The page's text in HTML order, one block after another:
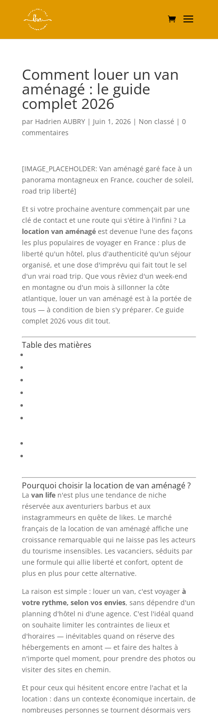
Comment louer un van
aménagé : le guide
complet 2026
par Hadrien AUBRY| Juin 1, 2026| Non classé | 0
commentaires
[IMAGE_PLACEHOLDER: Van aménagé garé face à un
panorama montagneux en France, coucher de soleil,
road trip liberté]
Et si votre prochaine aventure commençait par une
clé de contact et une route qui s'étire à l'infini ? La
location van aménagéest devenue l'une des façons
les plus populaires de voyager en France : plus de
liberté qu'un hôtel, plus d'authenticité qu'un séjour
organisé, et une dose d'imprévu qui fait tout le sel
d'un vrai road trip. Que vous rêviez d'un week-end
en montagne ou d'un mois à sillonner la côte
atlantique, louer un van aménagé est à la portée de
tous — à condition de bien s'y préparer. Ce guide
complet 2026 vous dit tout.
Table des matières
Pourquoi choisir la location de van aménagé ?
La van lifen'est plus une tendance de niche
réservée aux aventuriers barbus et aux
instagrammeurs en quête de likes. Le marché
français de la location de van aménagé affiche une
croissance remarquable qui ne laisse pas les acteurs
du tourisme insensibles. Les vacanciers, séduits par
une formule qui allie liberté et confort, optent de
plus en plus pour cette alternative.
La raison est simple : louer un van, c'est voyager à
votre rythme, selon vos envies, sans dépendre d'un
planning d'hôtel ni d'une agence. C'est l'idéal quand
on souhaite limiter les contraintes de lieux et
d'horaires — inévitables quand on réserve des
hébergements en amont — et faire des haltes à
n'importe quel moment, pour prendre des photos ou
visiter des sites en chemin.
Et pour ceux qui hésitent encore entre l'achat et la
location : dans un contexte économique incertain, de
nombreuses personnes se tournent désormais vers